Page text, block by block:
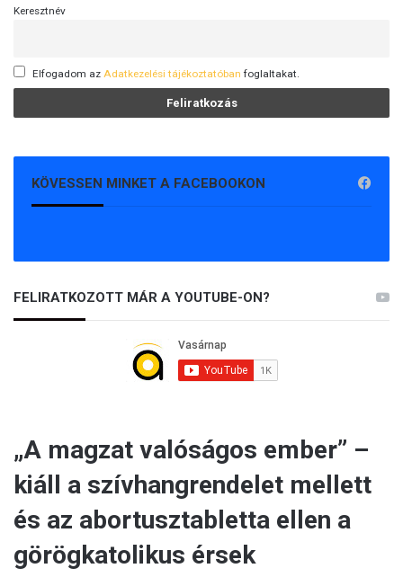
Keresztnév
Elfogadom az Adatkezelési tájékoztatóban foglaltakat.
KÖVESSEN MINKET A FACEBOOKON
FELIRATKOZOTT MÁR A YOUTUBE-ON?